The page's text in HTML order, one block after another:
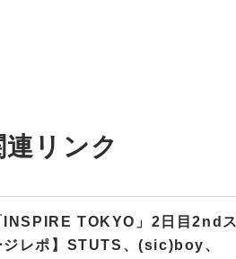
連リンク
INSPIRE TOKYO」2日目2nd
ジレポ】STUTS、(sic)boy、